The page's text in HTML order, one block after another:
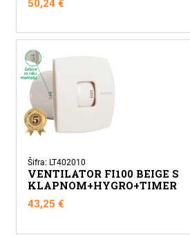
50,24€
Šifra: LT402010
VENTILATOR FI100 BEIGE S
KLAPNOM+HYGRO+TIMER
43,25€